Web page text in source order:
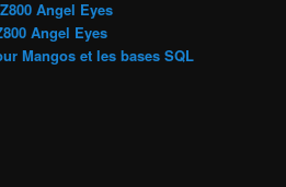
Angel Eyes
Angel Eyes
Mangos et les bases SQL